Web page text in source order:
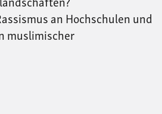
an Hochschulen und
muslimischer